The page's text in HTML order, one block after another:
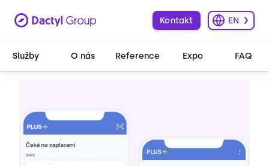
Služby O nás Reference Expo FAQ
Kontakt EN